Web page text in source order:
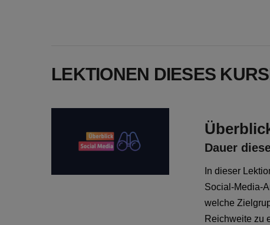
LEKTIONEN DIESES
Dauer
In dieser
Social-Media-
welche
Reichweite zu